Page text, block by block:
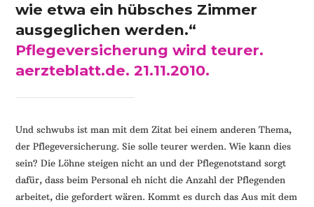
wie etwa ein hübsches Zimmer
ausgeglichen werden.“
Pflegeversicherung wird teurer.
aerzteblatt.de. 21.11.2010.
Und schwubs ist man mit dem Zitat bei einem anderen Thema,
der Pflegeversicherung. Sie solle teurer werden. Wie kann dies
sein? Die Löhne steigen nicht an und der Pflegenotstand sorgt
dafür, dass beim Personal eh nicht die Anzahl der Pflegenden
arbeitet, die gefordert wären. Kommt es durch das Aus mit dem